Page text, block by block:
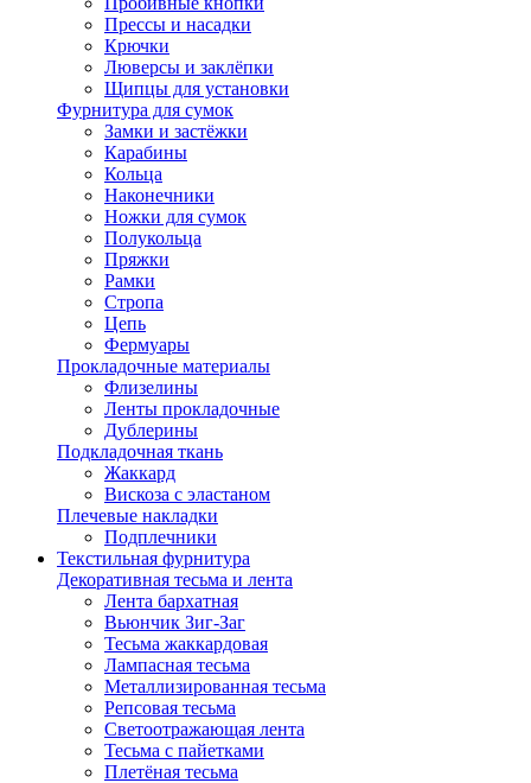
Прессы и насадки
Крючки
Люверсы и заклёпки
Щипцы для установки
Фурнитура для сумок
Замки и застёжки
Карабины
Кольца
Наконечники
Ножки для сумок
Полукольца
Пряжки
Рамки
Стропа
Цепь
Фермуары
Прокладочные материалы
Флизелины
Ленты прокладочные
Дублерины
Подкладочная ткань
Жаккард
Вискоза с эластаном
Плечевые накладки
Подплечники
Текстильная фурнитура
Декоративная тесьма и лента
Лента бархатная
Вьюнчик Зиг-Заг
Тесьма жаккардовая
Лампасная тесьма
Металлизированная тесьма
Репсовая тесьма
Светоотражающая лента
Тесьма с пайетками
Плетёная тесьма